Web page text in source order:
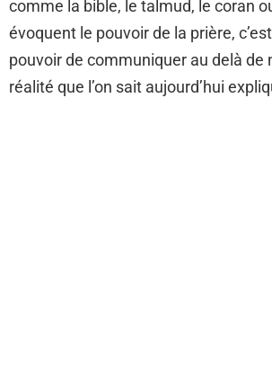
comme la bible, le talmud, le coran
évoquent le pouvoir de la prière,
pouvoir de communiquer au delà de
réalité que l’on sait aujourd’hui